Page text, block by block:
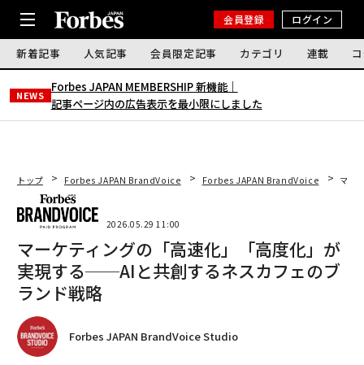
会員登録 ログイン
新着記事 人気記事 会員限定記事 カテゴリ 連載
NEWS
Forbes JAPAN MEMBERSHIP 新機能｜
記事ページ内の広告表示を最小限にしました
トップ Forbes JAPAN BrandVoice Forbes JAPAN BrandVoice マー
2026.05.29 11:00
マーケティングの「高速化」「高度化」が
実現する──AIと共創するネスカフェのブ
ランド戦略
Forbes JAPAN BrandVoice Studio